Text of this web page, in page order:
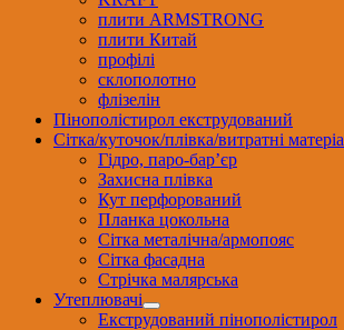
плити ARMSTRONG
плити Китай
профілі
склополотно
флізелін
Пінополістирол екструдований
Сітка/куточок/плівка/витратні
Гідро, паро-бар’єр
Захисна плівка
Кут перфорований
Планка цокольна
Сітка металічна/армопояс
Сітка фасадна
Стрічка малярська
Утеплювачі
Екструдований пінополістирол